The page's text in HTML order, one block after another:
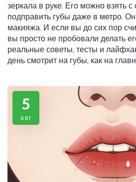
зеркала в руке. Его можно взять
подправить губы даже в метро.
макияжа. И если вы до сих пор
вы просто не пробовали делать
реальные советы, тесты и
день смотрит на губы, как на
5
авг